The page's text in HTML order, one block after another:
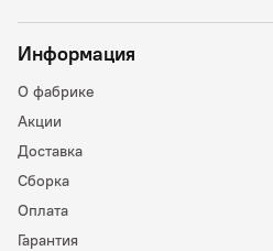
Информация
О фабрике
Акции
Доставка
Сборка
Оплата
Гарантия